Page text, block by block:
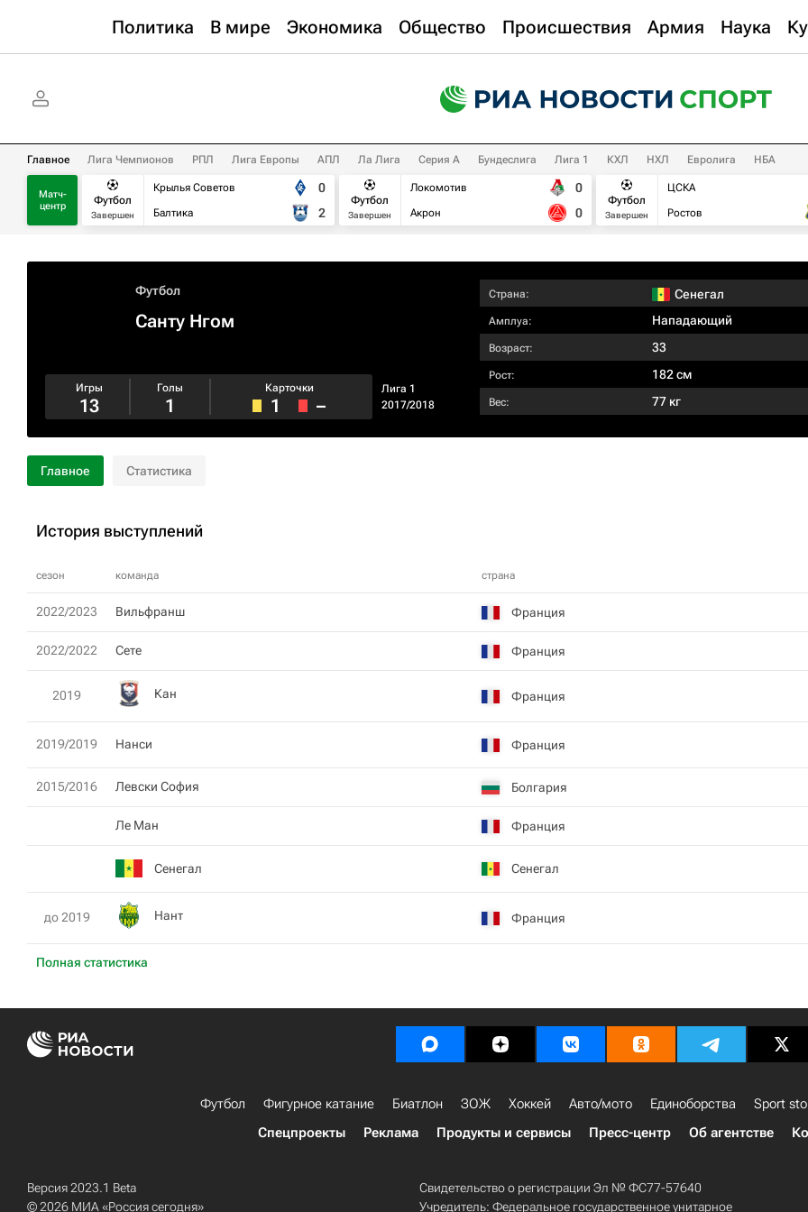
Политика В мире Экономика Общество Происшествия Армия Наука
Главное Лига Чемпионов РПЛ Лига Европы АПЛ Ла Лига Серия А Бундеслига Лига 1 КХЛ НХЛ Евролига НБА
Матч-
центр
Футбол
Завершен
Крылья Советов
Балтика
0
2
Футбол
Завершен
Локомотив
Акрон
0
0
Футбол
Завершен
ЦСКА
Ростов
Футбол
Санту Нгом
Лига 1
2017/2018
Игры
13
Голы
1
Карточки
1 –
Страна: Сенегал
Амплуа: Нападающий
Возраст: 33
Рост: 182 см
Вес: 77 кг
Главное Статистика
История выступлений
сезон команда страна
Полная статистика
2022/2023 Вильфранш Франция
2022/2022 Сете Франция
2019 Кан Франция
2019/2019 Нанси Франция
2015/2016 Левски София Болгария
Ле Ман Франция
Сенегал Сенегал
до 2019 Нант Франция
Футбол Фигурное катание Биатлон ЗОЖ Хоккей Авто/мото Единоборства Sport
Спецпроекты
Реклама Продукты и сервисы Пресс-центр Об агентстве
Версия 2023.1 Beta
© 2026 МИА «Россия сегодня»
Свидетельство о регистрации Эл № ФС77-57640
Учредитель: Федеральное государственное унитарное